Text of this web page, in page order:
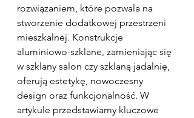
rozwiązaniem, które pozwala na
stworzenie dodatkowej przestrzeni
mieszkalnej. Konstrukcje
aluminiowo-szklane, zamieniając się
w szklany salon czy szklaną jadalnię,
oferują estetykę, nowoczesny
design oraz funkcjonalność. W
artykule przedstawiamy kluczowe